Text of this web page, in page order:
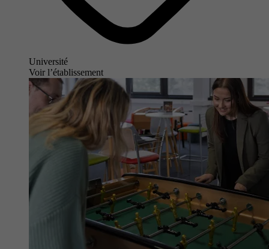
Université
Voir l’établissement